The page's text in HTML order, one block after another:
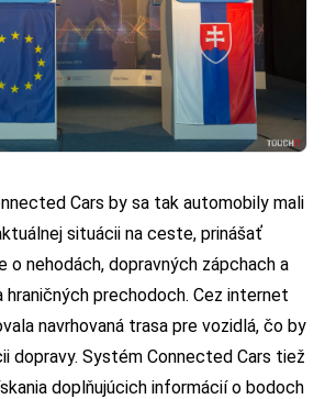
Cars by sa tak automobily mali
situácii na ceste, prinášať
o nehodách, dopravných zápchach a
hraničných prechodoch. Cez internet
navrhovaná trasa pre vozidlá, čo by
dopravy. Systém Connected Cars tiež
doplňujúcich informácií o bodoch